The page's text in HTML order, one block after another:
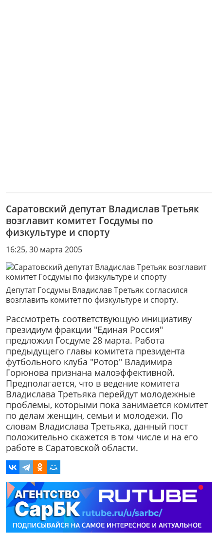
Саратовский депутат Владислав Третьяк
возглавит комитет Госдумы по
физкультуре и спорту
16:25, 30 марта 2005
Депутат Госдумы Владислав Третьяк согласился
возглавить комитет по физкультуре и спорту.
Рассмотреть соответствующую инициативу
президиум фракции "Единая Россия"
предложил Госдуме 28 марта. Работа
предыдущего главы комитета президента
футбольного клуба "Ротор" Владимира
Горюнова признана малоэффективной.
Предполагается, что в ведение комитета
Владислава Третьяка перейдут молодежные
проблемы, которыми пока занимается комитет
по делам женщин, семьи и молодежи. По
словам Владислава Третьяка, данный пост
положительно скажется в том числе и на его
работе в Саратовской области.